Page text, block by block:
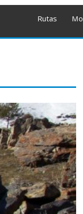
Rutas